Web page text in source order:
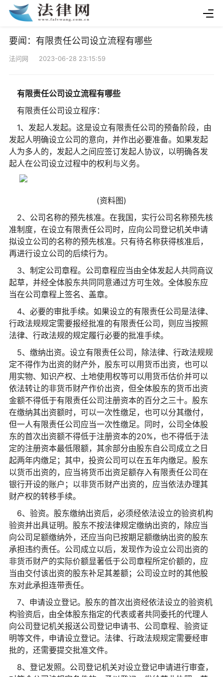
要闻：有限责任公司设立流程有哪些
法问网 2023-06-28 23:15:59
有限责任公司设立流程有哪些
有限责任公司设立程序：
1、发起人发起。这是设立有限责任公司的预备阶段，由
发起人明确设立公司的意向，并作出必要准备。如果发起
人为多人的，发起人之间应签订发起人协议，以明确各发
起人在公司设立过程中的权利与义务。
(资料图)
2、公司名称的预先核准。在我国，实行公司名称预先核
准制度，在设立有限责任公司时，应向公司登记机关申请
拟设立公司的名称的预先核准。只有待名称获得核准后，
再进行设立公司的后续行为。
3、制定公司章程。公司章程应当由全体发起人共同商议
起草，并经全体股东共同同意通过方可生效。全体股东应
当在公司章程上签名、盖章。
4、必要的审批手续。如果设立的有限责任公司是法律、
行政法规规定需要报经批准的有限责任公司，则应当按照
法律、行政法规的规定履行必要的批准手续。
5、缴纳出资。设立有限责任公司，除法律、行政法规规
定不得作为出资的财产外，股东可以用货币出资，也可以
用实物、知识产权、土地使用权等可以用货币估价并可以
依法转让的非货币财产作价出资，但全体股东的货币出资
金额不得低于有限责任公司注册资本的百分之三十。股东
在缴纳其出资额时，可以一次性缴足，也可以分其缴付，
但一人有限责任公司应当一次性缴足。同时，公司全体股
东的首次出资额不得低于注册资本的20%，也不得低于法
定的注册资本最低限额，其余部分由股东自公司成立之日
起两年内缴足；其中，投资公司可以在五年内缴足。股东
以货币出资的，应当将货币出资足额存入有限责任公司在
银行开设的账户；以非货币财产出资的，应当依法办理其
财产权的转移手续。
6、验资。股东缴纳出资后，必须经依法设立的验资机构
验资并出具证明。股东不按法律规定缴纳出资的，除应当
向公司足额缴纳外，还应当向已按期足额缴纳出资的股东
承担违约责任。公司成立以后，发现作为设立公司出资的
非货币财产的实际价额显著低于公司章程所定价额的，应
当由交付该出资的股东补足其差额；公司设立时的其他股
东对此承担连带责任。
7、申请设立登记。股东的首次出资经依法设立的验资机
构验资后，由全体股东指定的代表或者共同委托的代理人
向公司登记机关报送公司登记申请书、公司章程、验资证
明等文件，申请设立登记。法律、行政法规规定需要经审
批的，还需要提交批准文件。
8、登记发照。公司登记机关对设立登记申请进行审查，